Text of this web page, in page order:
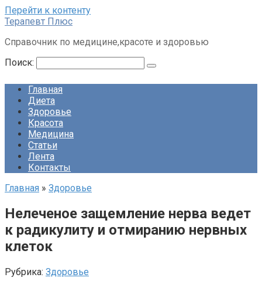
Перейти к контенту
Терапевт Плюс
Справочник по медицине,красоте и здоровью
Поиск:
Главная
Диета
Здоровье
Красота
Медицина
Статьи
Лента
Контакты
Главная » Здоровье
Нелеченое защемление нерва ведет
к радикулиту и отмиранию нервных
клеток
Рубрика: Здоровье